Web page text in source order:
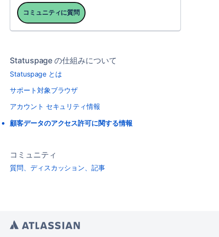
コミュニティに質問
Statuspage の仕組みについて
Statuspage とは
サポート対象ブラウザ
アカウント セキュリティ情報
顧客データのアクセス許可に関する情報
コミュニティ
質問、ディスカッション、記事